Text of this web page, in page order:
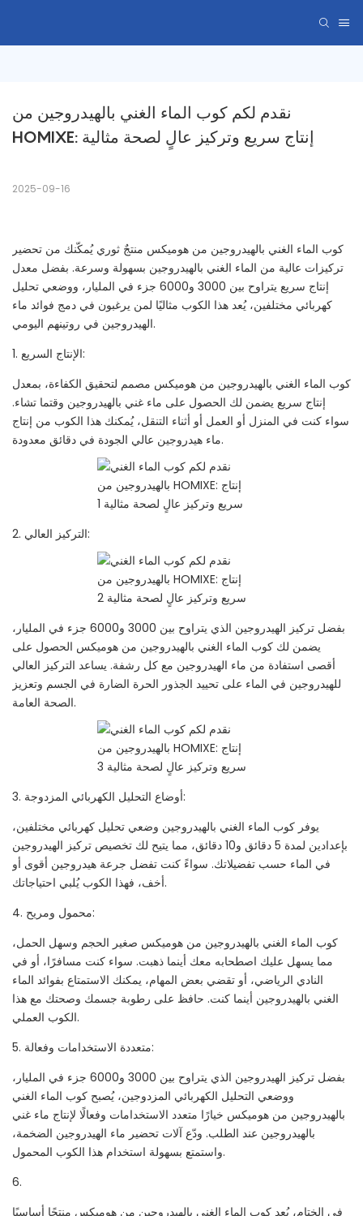
نقدم لكم كوب الماء الغني بالهيدروجين من
HOMIXE: إنتاج سريع وتركيز عالٍ لصحة مثالية
2025-09-16
كوب الماء الغني بالهيدروجين من هوميكس منتجٌ ثوري يُمكّنك من تحضير
تركيزات عالية من الماء الغني بالهيدروجين بسهولة وسرعة. بفضل معدل
إنتاج سريع يتراوح بين 3000 و6000 جزء في المليار، ووضعي تحليل
كهربائي مختلفين، يُعد هذا الكوب مثاليًا لمن يرغبون في دمج فوائد ماء
الهيدروجين في روتينهم اليومي.
1. الإنتاج السريع:
كوب الماء الغني بالهيدروجين من هوميكس مصمم لتحقيق الكفاءة، بمعدل
إنتاج سريع يضمن لك الحصول على ماء غني بالهيدروجين وقتما تشاء.
سواء كنت في المنزل أو العمل أو أثناء التنقل، يُمكنك هذا الكوب من إنتاج
ماء هيدروجين عالي الجودة في دقائق معدودة.
2. التركيز العالي:
بفضل تركيز الهيدروجين الذي يتراوح بين 3000 و6000 جزء في المليار،
يضمن لك كوب الماء الغني بالهيدروجين من هوميكس الحصول على
أقصى استفادة من ماء الهيدروجين مع كل رشفة. يساعد التركيز العالي
للهيدروجين في الماء على تحييد الجذور الحرة الضارة في الجسم وتعزيز
الصحة العامة.
3. أوضاع التحليل الكهربائي المزدوجة:
يوفر كوب الماء الغني بالهيدروجين وضعي تحليل كهربائي مختلفين،
بإعدادين لمدة 5 دقائق و10 دقائق، مما يتيح لك تخصيص تركيز الهيدروجين
في الماء حسب تفضيلاتك. سواءً كنت تفضل جرعة هيدروجين أقوى أو
أخف، فهذا الكوب يُلبي احتياجاتك.
4. محمول ومريح:
كوب الماء الغني بالهيدروجين من هوميكس صغير الحجم وسهل الحمل،
مما يسهل عليك اصطحابه معك أينما ذهبت. سواء كنت مسافرًا، أو في
النادي الرياضي، أو تقضي بعض المهام، يمكنك الاستمتاع بفوائد الماء
الغني بالهيدروجين أينما كنت. حافظ على رطوبة جسمك وصحتك مع هذا
الكوب العملي.
5. متعددة الاستخدامات وفعالة:
بفضل تركيز الهيدروجين الذي يتراوح بين 3000 و6000 جزء في المليار،
ووضعي التحليل الكهربائي المزدوجين، يُصبح كوب الماء الغني
بالهيدروجين من هوميكس خيارًا متعدد الاستخدامات وفعالًا لإنتاج ماء غني
بالهيدروجين عند الطلب. ودّع آلات تحضير ماء الهيدروجين الضخمة،
واستمتع بسهولة استخدام هذا الكوب المحمول.
6.
في الختام، يُعد كوب الماء الغني بالهيدروجين من هوميكس منتجًا أساسيًا